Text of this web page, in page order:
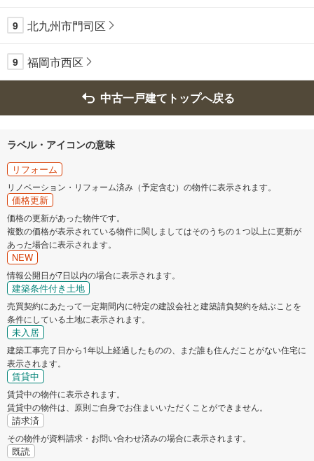
9 北九州市門司区
9 福岡市西区
中古一戸建てトップへ戻る
ラベル・アイコンの意味
リフォーム
リノベーション・リフォーム済み（予定含む）の物件に表示されます。
価格更新
価格の更新があった物件です。
複数の価格が表示されている物件に関しましてはそのうちの１つ以上に更新が
あった場合に表示されます。
NEW
情報公開日が7日以内の場合に表示されます。
建築条件付き土地
売買契約にあたって一定期間内に特定の建設会社と建築請負契約を結ぶことを
条件にしている土地に表示されます。
未入居
建築工事完了日から1年以上経過したものの、まだ誰も住んだことがない住宅に
表示されます。
賃貸中
賃貸中の物件に表示されます。
賃貸中の物件は、原則ご自身でお住まいいただくことができません。
請求済
その物件が資料請求・お問い合わせ済みの場合に表示されます。
既読